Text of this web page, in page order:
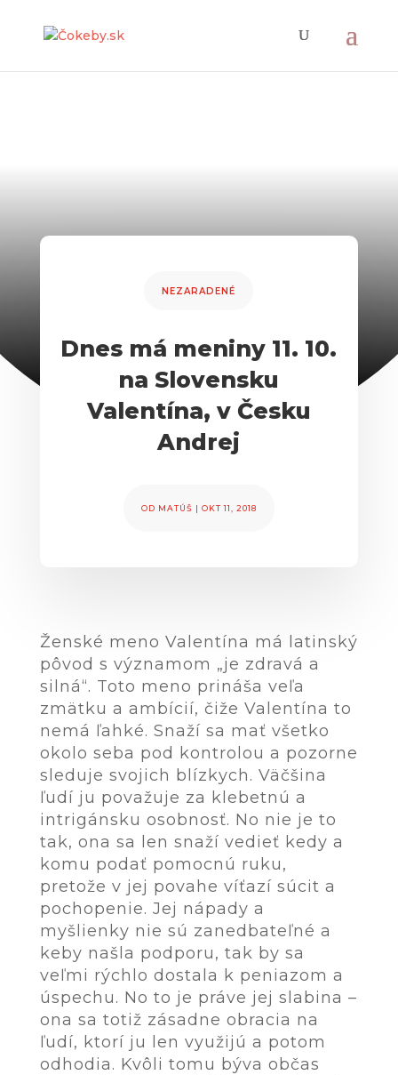
NEZARADENÉ
Dnes má meniny 11. 10.
na Slovensku
Valentína, v Česku
Andrej
OD MATÚŠ | OKT 11, 2018
Ženské meno Valentína má latinský
pôvod s významom „je zdravá a
silná“. Toto meno prináša veľa
zmätku a ambícií, čiže Valentína to
nemá ľahké. Snaží sa mať všetko
okolo seba pod kontrolou a pozorne
sleduje svojich blízkych. Väčšina
ľudí ju považuje za klebetnú a
intrigánsku osobnosť. No nie je to
tak, ona sa len snaží vedieť kedy a
komu podať pomocnú ruku,
pretože v jej povahe víťazí súcit a
pochopenie. Jej nápady a
myšlienky nie sú zanedbateľné a
keby našla podporu, tak by sa
veľmi rýchlo dostala k peniazom a
úspechu. No to je práve jej slabina –
ona sa totiž zásadne obracia na
ľudí, ktorí ju len využijú a potom
odhodia. Kvôli tomu býva občas